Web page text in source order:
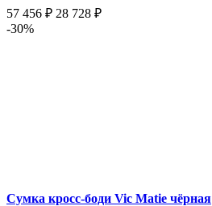
57 456 ₽ 28 728 ₽
-30%
Сумка кросс-боди Vic Matie чёрная